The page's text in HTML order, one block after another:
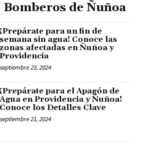
Bomberos de Ñuñoa
¡Prepárate para un fin de
semana sin agua! Conoce las
zonas afectadas en Ñuñoa y
Providencia
septiembre 23, 2024
¡Prepárate para el Apagón de
Agua en Providencia y Ñuñoa!
Conoce los Detalles Clave
septiembre 21, 2024